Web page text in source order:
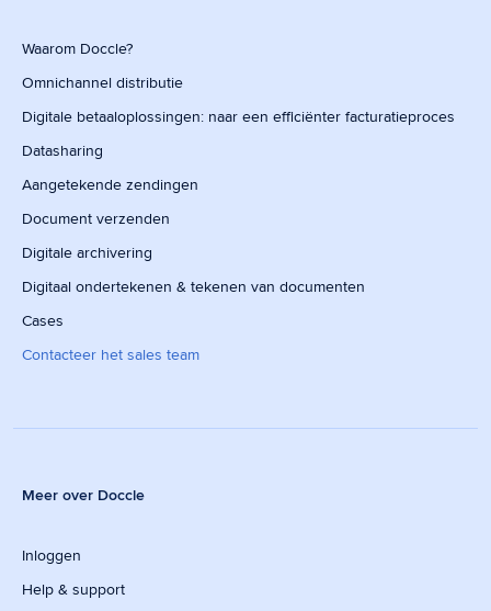
Waarom Doccle?
Omnichannel distributie
Digitale betaaloplossingen: naar een efficiënter facturatieproces
Datasharing
Aangetekende zendingen
Document verzenden
Digitale archivering
Digitaal ondertekenen & tekenen van documenten
Cases
Contacteer het sales team
Meer over Doccle
Inloggen
Help & support